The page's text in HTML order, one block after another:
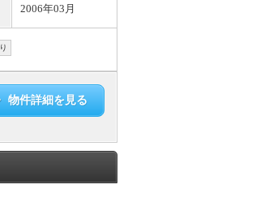
2006年03月
物件詳細を見る